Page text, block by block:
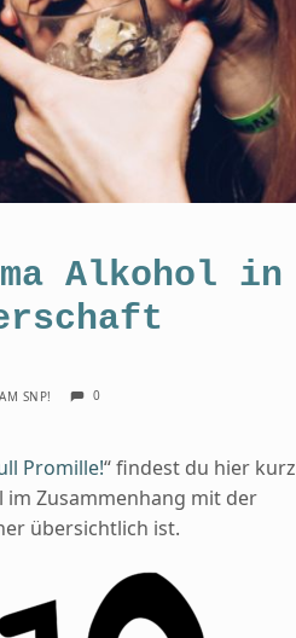
Alko­hol in
SNP! 0
Promille!“ findest du hier kurz
Zusammenhang mit der
übersichtlich ist.